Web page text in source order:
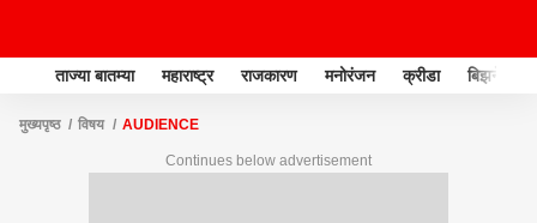
ताज्या बातम्या महाराष्ट्र राजकारण मनोरंजन क्रीडा बिझनेस
मुख्यपृष्ठ विषय AUDIENCE
Continues below advertisement